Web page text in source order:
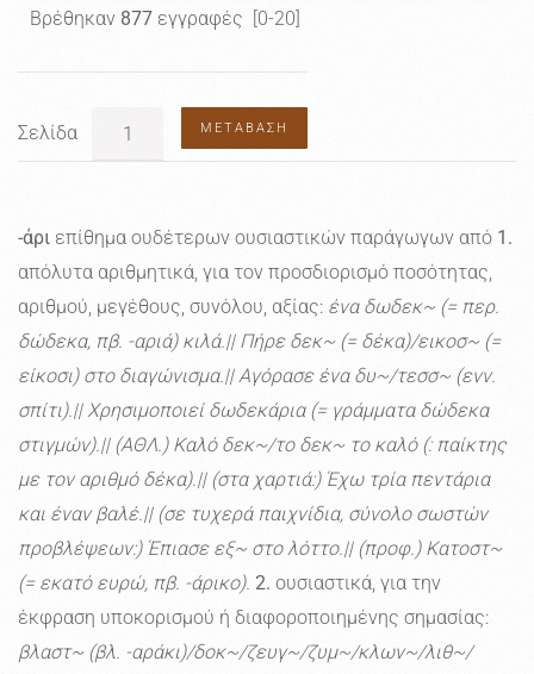
Βρέθηκαν 877 εγγραφές [0-20]
Σελίδα ΜΕΤΆΒΑΣΗ
-άρι επίθημα ουδέτερων ουσιαστικών παράγωγων από 1.
απόλυτα αριθμητικά, για τον προσδιορισμό ποσότητας,
αριθμού, μεγέθους, συνόλου, αξίας: ένα δωδεκ~ (= περ.
δώδεκα, πβ. -αριά) κιλά.|| Πήρε δεκ~ (= δέκα)/εικοσ~ (=
είκοσι) στο διαγώνισμα.|| Αγόρασε ένα δυ~/τεσσ~ (ενν.
σπίτι).|| Χρησιμοποιεί δωδεκάρια (= γράμματα δώδεκα
στιγμών).|| (ΑΘΛ.) Καλό δεκ~/το δεκ~ το καλό (: παίκτης
με τον αριθμό δέκα).|| (στα χαρτιά:) Έχω τρία πεντάρια
και έναν βαλέ.|| (σε τυχερά παιχνίδια, σύνολο σωστών
προβλέψεων:) Έπιασε εξ~ στο λόττο.|| (προφ.) Κατοστ~
(= εκατό ευρώ, πβ. -άρικο). 2. ουσιαστικά, για την
έκφραση υποκορισμού ή διαφοροποιημένης σημασίας:
βλαστ~ (βλ. -αράκι)/δοκ~/ζευγ~/ζυμ~/κλων~/λιθ~/